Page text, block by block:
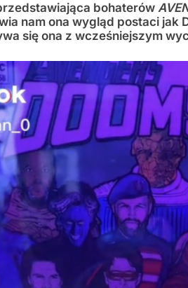
bohaterów
nam ona wygląd postaci jak
się ona z wcześniejszym